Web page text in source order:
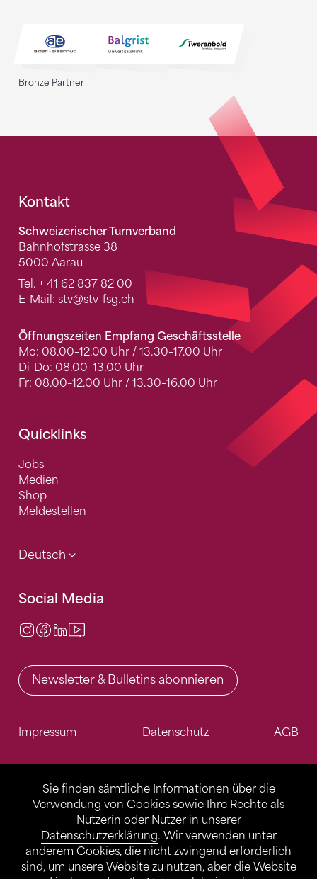
Sie finden sämtliche Informationen über die
Verwendung von Cookies sowie Ihre Rechte als
Nutzerin oder Nutzer in unserer
Datenschutzerklärung. Wir verwenden unter
anderem Cookies, die nicht zwingend erforderlich
sind, um unsere Website zu nutzen, aber die Website
Bronze Partner
Fusszeile
Kontakt
Schweizerischer Turnverband
Bahnhofstrasse 38
5000 Aarau
Tel. + 41 62 837 82 00
E-Mail: stv@stv-fsg.ch
Öffnungszeiten Empfang Geschäftsstelle
Mo: 08.00–12.00 Uhr / 13.30–17.00 Uhr
Di-Do: 08.00–13.00 Uhr
Fr: 08.00–12.00 Uhr / 13.30–16.00 Uhr
Quicklinks
Jobs
Medien
Shop
Meldestellen
Deutsch
Social Media
Instagram
Facebook
LinkedIn
Newsletter & Bulletins abonnieren
Impressum Datenschutz AGB